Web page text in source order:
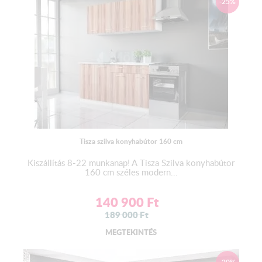
2,8 cm vastagságú préselt laminált forgácslap.
Az alapár NEM tartalmazza a mosogató tálcát!
Kiváló minőségű gyártótól származó rozsdamentes
Nincs kiroppantva a csaptelep helye.
Mosogatógép elhelyezkedése:
takarja a mosogatógépet.
Tisza szilva konyhabútor 160 cm
Kiszállítás 8-22 munkanap! A Tisza Szilva konyhabútor
160 cm széles modern...
140 900 Ft
189 000Ft
MEGTEKINTÉS